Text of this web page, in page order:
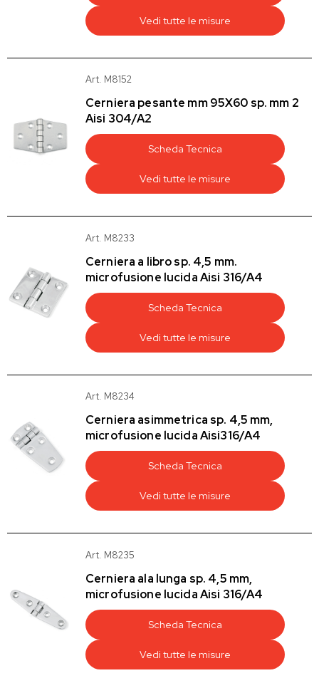
Vedi tutte le misure
Art. M8152
Cerniera pesante mm 95X60 sp. mm 2
Aisi 304/A2
Scheda Tecnica
Vedi tutte le misure
Art. M8233
Cerniera a libro sp. 4,5 mm.
microfusione lucida Aisi 316/A4
Scheda Tecnica
Vedi tutte le misure
Art. M8234
Cerniera asimmetrica sp. 4,5 mm,
microfusione lucida Aisi316/A4
Scheda Tecnica
Vedi tutte le misure
Art. M8235
Cerniera ala lunga sp. 4,5 mm,
microfusione lucida Aisi 316/A4
Scheda Tecnica
Vedi tutte le misure